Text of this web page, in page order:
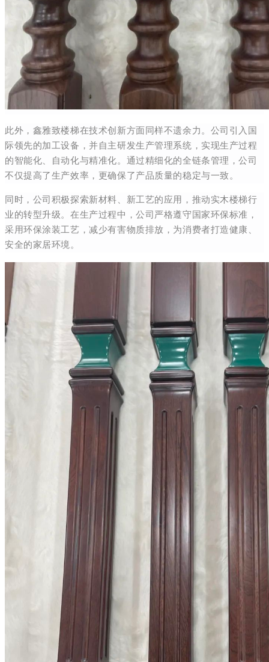
此外，鑫雅致楼梯在技术创新方面同样不遗余力。公司引入国
际领先的加工设备，并自主研发生产管理系统，实现生产过程
的智能化、自动化与精准化。通过精细化的全链条管理，公司
不仅提高了生产效率，更确保了产品质量的稳定与一致。
同时，公司积极探索新材料、新工艺的应用，推动实木楼梯行
业的转型升级。在生产过程中，公司严格遵守国家环保标准，
采用环保涂装工艺，减少有害物质排放，为消费者打造健康、
安全的家居环境。